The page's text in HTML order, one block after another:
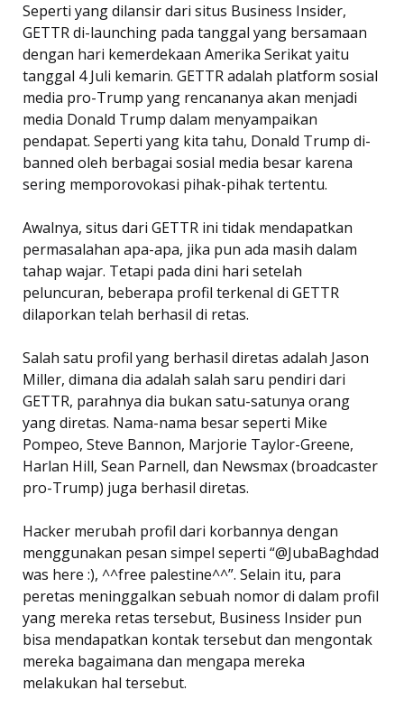
Seperti yang dilansir dari situs Business Insider,
GETTR di-launching pada tanggal yang bersamaan
dengan hari kemerdekaan Amerika Serikat yaitu
tanggal 4 Juli kemarin. GETTR adalah platform sosial
media pro-Trump yang rencananya akan menjadi
media Donald Trump dalam menyampaikan
pendapat. Seperti yang kita tahu, Donald Trump di-
banned oleh berbagai sosial media besar karena
sering memporovokasi pihak-pihak tertentu.
Awalnya, situs dari GETTR ini tidak mendapatkan
permasalahan apa-apa, jika pun ada masih dalam
tahap wajar. Tetapi pada dini hari setelah
peluncuran, beberapa profil terkenal di GETTR
dilaporkan telah berhasil di retas.
Salah satu profil yang berhasil diretas adalah Jason
Miller, dimana dia adalah salah saru pendiri dari
GETTR, parahnya dia bukan satu-satunya orang
yang diretas. Nama-nama besar seperti Mike
Pompeo, Steve Bannon, Marjorie Taylor-Greene,
Harlan Hill, Sean Parnell, dan Newsmax (broadcaster
pro-Trump) juga berhasil diretas.
Hacker merubah profil dari korbannya dengan
menggunakan pesan simpel seperti “@JubaBaghdad
was here :), ^^free palestine^^”. Selain itu, para
peretas meninggalkan sebuah nomor di dalam profil
yang mereka retas tersebut, Business Insider pun
bisa mendapatkan kontak tersebut dan mengontak
mereka bagaimana dan mengapa mereka
melakukan hal tersebut.